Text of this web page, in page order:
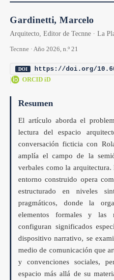
Gardinetti, Marcelo
Arquitecto, Editor de Tecnne · La
Tecnne · Año 2026, n.º 21
DOI https://doi.org/
| ORCID iD
Resumen
El artículo aborda el
lectura del espacio
conversación ficticia con
amplía el campo de la
verbales como la
entorno construido opera
estructurado en niveles
pragmáticos, donde la
elementos formales y las
configuran significados
dispositivo narrativo, se
medio de comunicación que
y convenciones sociales,
espacio más allá de su